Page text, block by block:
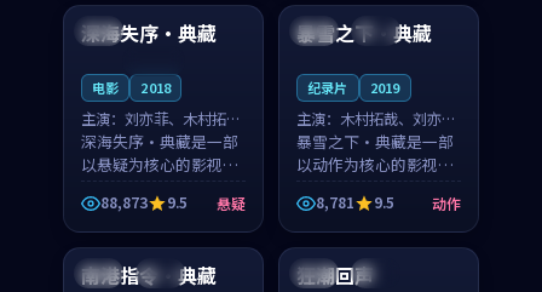
看。
看。
中国
深海失序·典藏
电影 2018
主演： 刘亦菲、木村拓哉
等
深海失序·典藏是一部
以悬疑为核心的影视作
品，围绕危机、反转与
人物成长展开，整体节
奏紧凑，值得推荐观
看。
88,873 9.5 悬疑
法国 高分
暴雪之下·典藏
纪录片 2019
主演： 木村拓哉、刘亦菲
等
暴雪之下·典藏是一部
以动作为核心的影视作
品，围绕危机、反转与
人物成长展开，整体节
奏紧凑，值得推荐观
看。
8,781 9.5 动作
英国 杜比
南港指令·典藏 法国 热播
狂潮回声